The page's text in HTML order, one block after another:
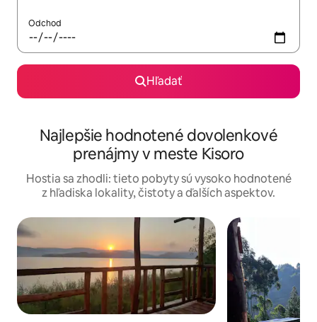
Odchod
Hľadať
Najlepšie hodnotené dovolenkové
prenájmy v meste Kisoro
Hostia sa zhodli: tieto pobyty sú vysoko hodnotené
z hľadiska lokality, čistoty a ďalších aspektov.